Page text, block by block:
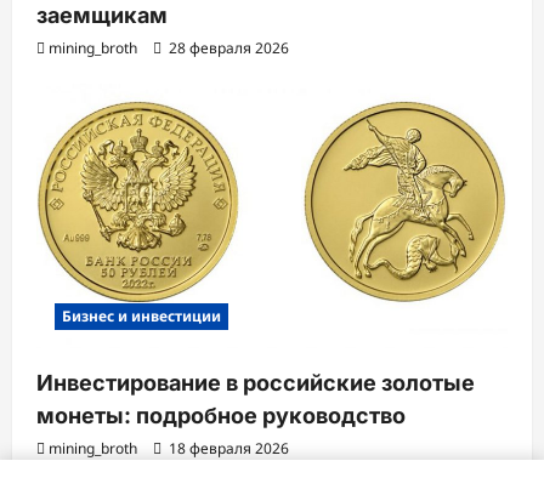
заемщикам
mining_broth 28 февраля 2026
Бизнес и инвестиции
Инвестирование в российские золотые
монеты: подробное руководство
mining_broth 18 февраля 2026